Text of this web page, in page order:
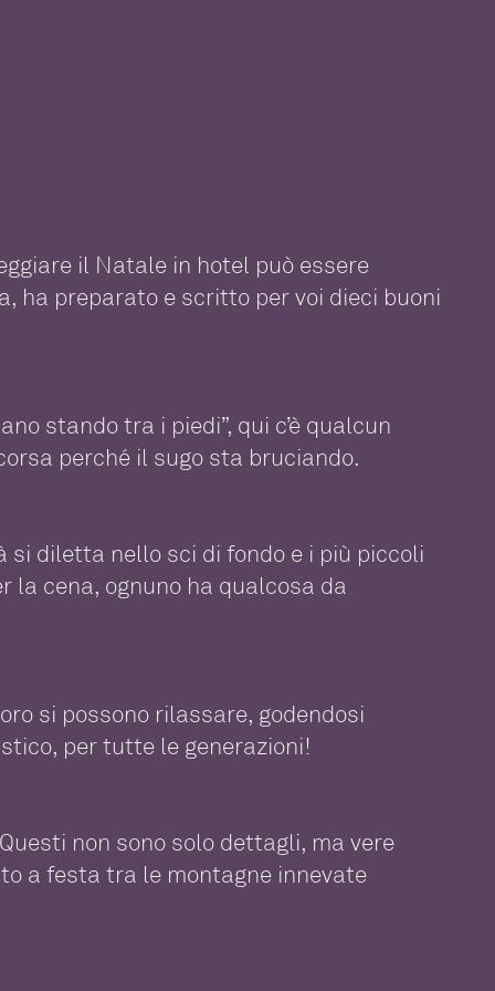
il Natale in hotel può essere
ha preparato e scritto per voi dieci buoni
stando tra i piedi”, qui c’è qualcun
perché il sugo sta bruciando.
si diletta nello sci di fondo e i più piccoli
cena, ognuno ha qualcosa da
si possono rilassare, godendosi
per tutte le generazioni!
non sono solo dettagli, ma vere
a festa tra le montagne innevate